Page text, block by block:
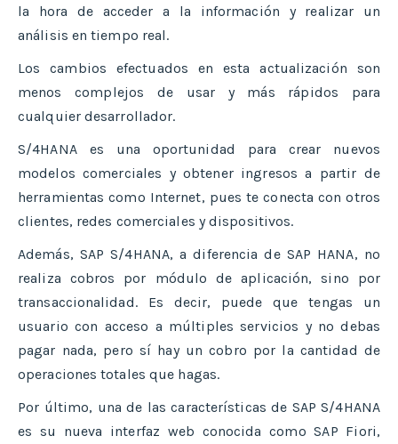
la hora de acceder a la información y realizar un
análisis en tiempo real.
Los cambios efectuados en esta actualización son
menos complejos de usar y más rápidos para
cualquier desarrollador.
S/4HANA es una oportunidad para crear nuevos
modelos comerciales y obtener ingresos a partir de
herramientas como Internet, pues te conecta con otros
clientes, redes comerciales y dispositivos.
Además, SAP S/4HANA, a diferencia de SAP HANA, no
realiza cobros por módulo de aplicación, sino por
transaccionalidad. Es decir, puede que tengas un
usuario con acceso a múltiples servicios y no debas
pagar nada, pero sí hay un cobro por la cantidad de
operaciones totales que hagas.
Por último, una de las características de SAP S/4HANA
es su nueva interfaz web conocida como SAP Fiori,